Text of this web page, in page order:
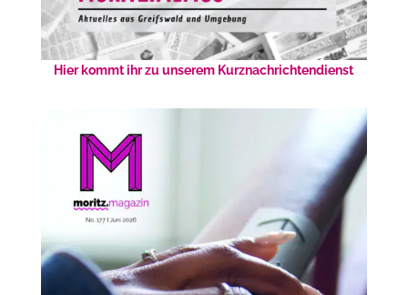
Hier kommt ihr zu unserem Kurznachrichtendienst